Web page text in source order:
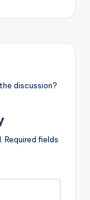
discussion?
Required fields